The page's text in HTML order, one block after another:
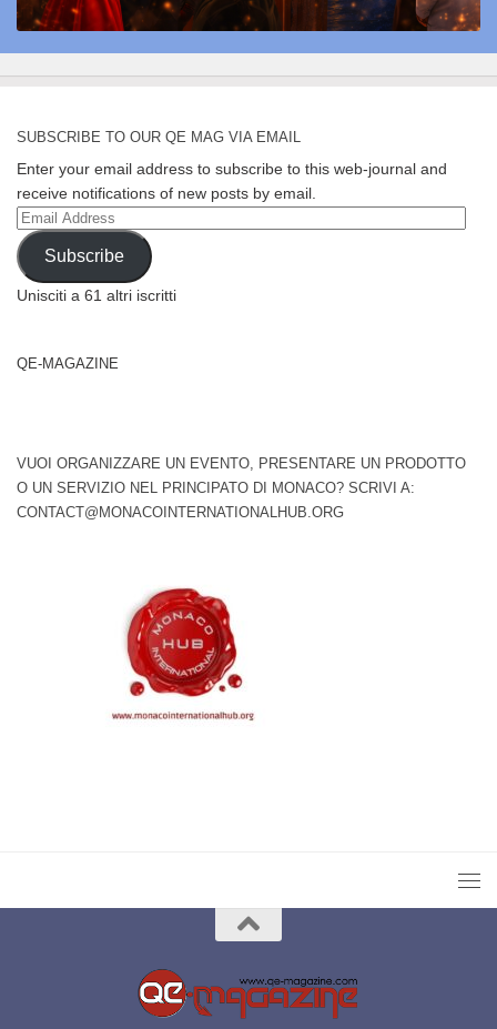
SUBSCRIBE TO OUR QE MAG VIA EMAIL
Enter your email address to subscribe to this web-journal and
receive notifications of new posts by email.
Email
Address
Subscribe
Unisciti a 61 altri iscritti
QE-MAGAZINE
VUOI ORGANIZZARE UN EVENTO, PRESENTARE UN PRODOTTO
O UN SERVIZIO NEL PRINCIPATO DI MONACO? SCRIVI A:
CONTACT@MONACOINTERNATIONALHUB.ORG